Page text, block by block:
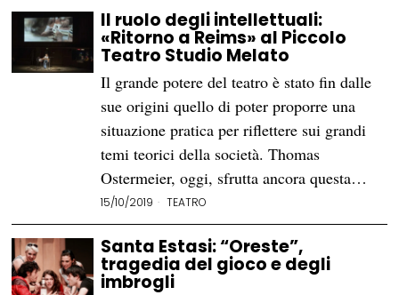
Il ruolo degli intellettuali:
«Ritorno a Reims» al Piccolo
Teatro Studio Melato
Il grande potere del teatro è stato fin dalle
sue origini quello di poter proporre una
situazione pratica per riflettere sui grandi
temi teorici della società. Thomas
Ostermeier, oggi, sfrutta ancora questa…
15/10/2019 TEATRO
Santa Estasi: “Oreste”,
tragedia del gioco e degli
imbrogli